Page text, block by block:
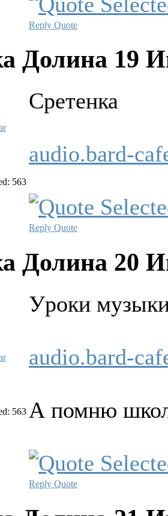
Reply Quote
Долина 19
563
Сpетенка
audio.bard-
Reply Quote
Долина 20
563
Уpоки
audio.bard-
А помню
Reply Quote